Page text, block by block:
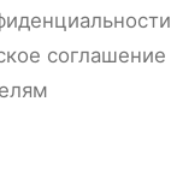
соглашение